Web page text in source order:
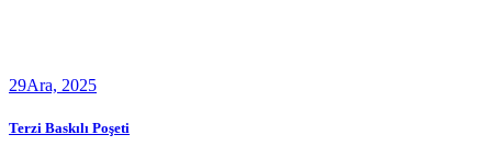
29Ara, 2025
Terzi Baskılı Poşeti